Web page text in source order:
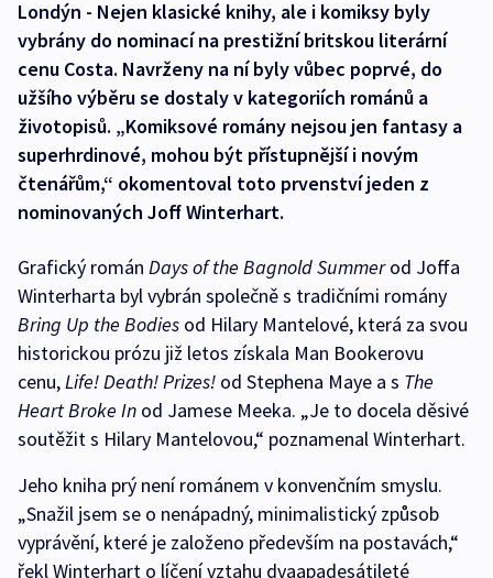
Londýn - Nejen klasické knihy, ale i komiksy byly
vybrány do nominací na prestižní britskou literární
cenu Costa. Navrženy na ní byly vůbec poprvé, do
užšího výběru se dostaly v kategoriích románů a
životopisů. „Komiksové romány nejsou jen fantasy a
superhrdinové, mohou být přístupnější i novým
čtenářům,“ okomentoval toto prvenství jeden z
nominovaných Joff Winterhart.
Grafický román Days of the Bagnold Summerod Joffa
Winterharta byl vybrán společně s tradičními romány
Bring Up the Bodies od Hilary Mantelové, která za svou
historickou prózu již letos získala Man Bookerovu
cenu,Life! Death! Prizes! od Stephena Maye a s The
Heart Broke In od Jamese Meeka. „Je to docela děsivé
soutěžit s Hilary Mantelovou,“ poznamenal Winterhart.
Jeho kniha prý není románem v konvenčním smyslu.
„Snažil jsem se o nenápadný, minimalistický způsob
vyprávění, které je založeno především na postavách,“
řekl Winterhart o líčení vztahu dvaapadesátileté